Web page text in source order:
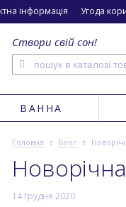
інформація Угода
Створи свій сон!
ВАННА
Головна Блог
14 грудня 2020